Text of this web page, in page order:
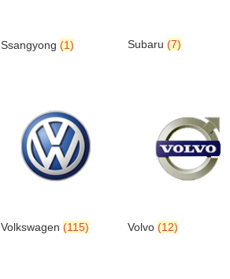
Ssangyong (1) Subaru (7)
Volkswagen (115) Volvo (12)